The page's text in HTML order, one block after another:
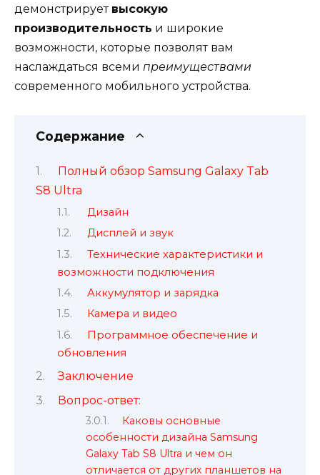
демонстрирует высокую
производительность и широкие
возможности, которые позволят вам
наслаждаться всеми преимуществами
современного мобильного устройства.
Содержание
Полный обзор Samsung Galaxy Tab
S8 Ultra
Дизайн
Дисплей и звук
Технические характеристики и
возможности подключения
Аккумулятор и зарядка
Камера и видео
Программное обеспечение и
обновления
Заключение
Вопрос-ответ:
Каковы основные
особенности дизайна Samsung
Galaxy Tab S8 Ultra и чем он
отличается от других планшетов на